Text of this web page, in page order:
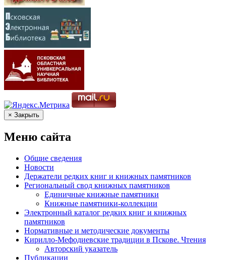
× Закрыть
Меню сайта
Общие сведения
Новости
Держатели редких книг и книжных памятников
Региональный свод книжных памятников
Единичные книжные памятники
Книжные памятники-коллекции
Электронный каталог редких книг и книжных
памятников
Нормативные и методические документы
Кирилло-Мефодиевские традиции в Пскове. Чтения
Авторский указатель
Публикации